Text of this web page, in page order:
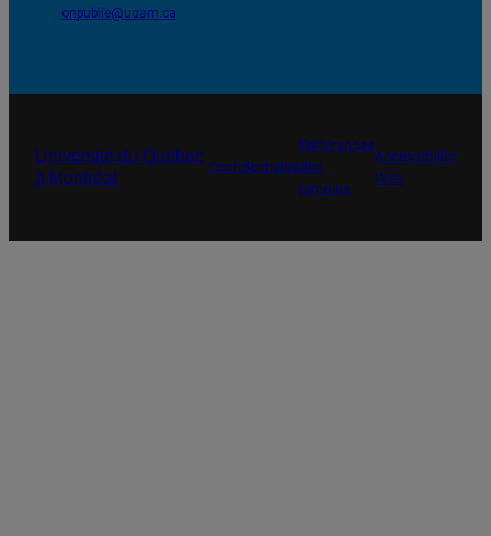
onpublie@uqam.ca
Université du Québec
à Montréal
Confidentialité
Préférences
des
témoins
Accessibilité
Web